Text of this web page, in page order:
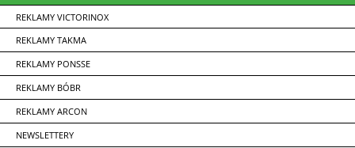
REKLAMY VICTORINOX
REKLAMY TAKMA
REKLAMY PONSSE
REKLAMY BÓBR
REKLAMY ARCON
NEWSLETTERY